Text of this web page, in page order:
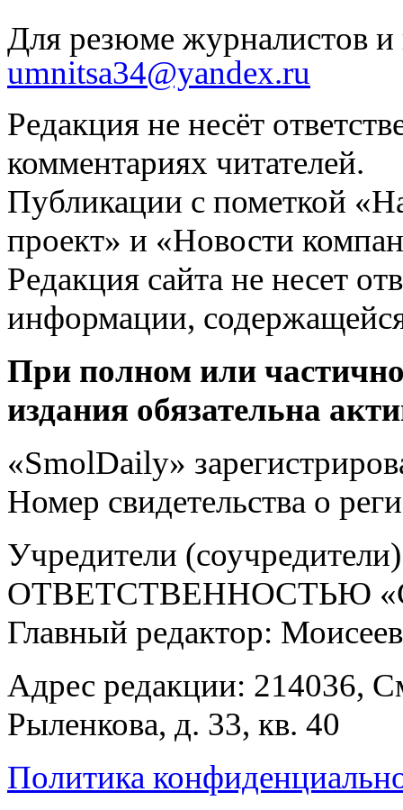
Для резюме журналистов и
umnitsa34@yandex.ru
Редакция не несёт
комментариях читателей.
Публикации с пометкой
проект» и «Новости
Редакция сайта не несет
информации,
При полном или
издания обязательна
«SmolDaily»
Номер свидетельства о
Учредители
ОТВЕТСТВЕННОСТЬЮ
Главный редактор:
Адрес редакции: 214036,
Рыленкова, д. 33, кв. 40
Политика